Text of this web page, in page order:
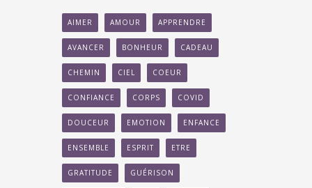
AIMER AMOUR APPRENDRE
AVANCER BONHEUR CADEAU
CHEMIN CIEL COEUR
CONFIANCE CORPS COVID
DOUCEUR EMOTION ENFANCE
ENSEMBLE ESPRIT ETRE
GRATITUDE GUÉRISON